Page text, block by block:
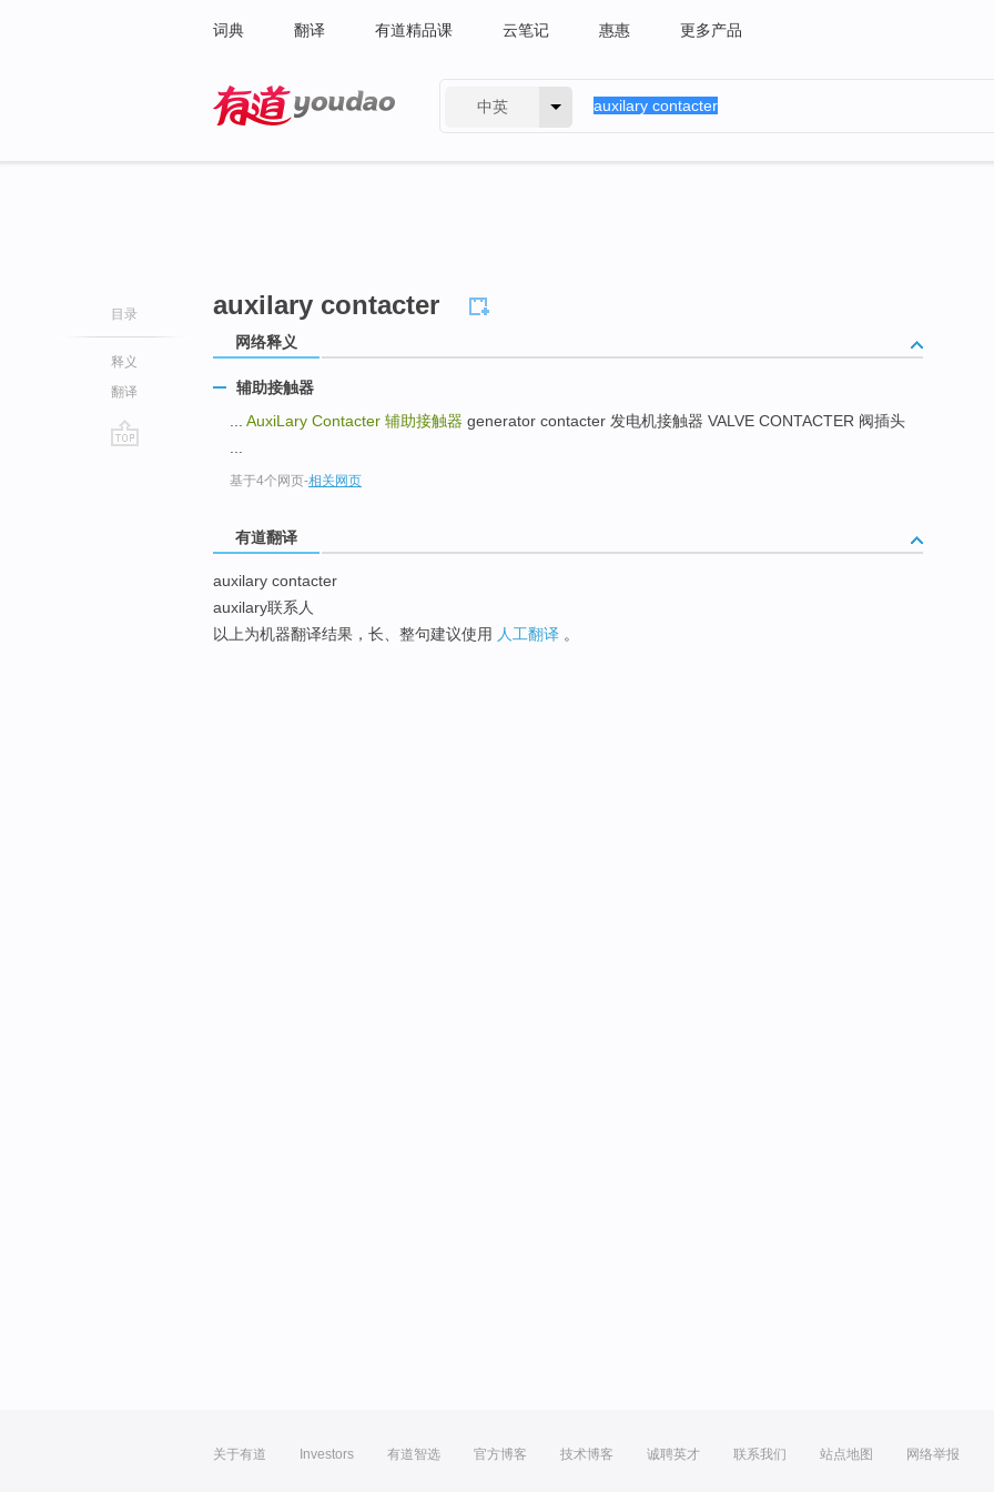
词典 翻译 有道精品课 云笔记 惠惠 更多产品
中英
目录
释义
翻译
auxilary contacter
网络释义
辅助接触器
AuxiLary Contacter 辅助接触器 generator contacter 发电机接触器 VALVE CONTACTER 阀插头
基于4个网页-相关网页
有道翻译
auxilary contacter
auxilary联系人
以上为机器翻译结果，长、整句建议使用 人工翻译 。
关于有道 Investors 有道智选 官方博客 技术博客 诚聘英才 联系我们 站点地图 网络举报